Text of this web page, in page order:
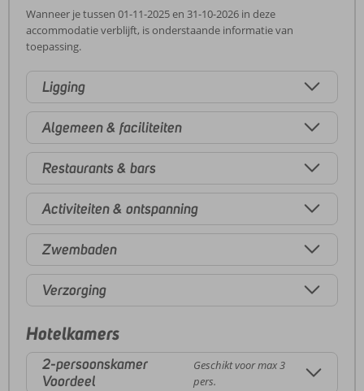
Wanneer je tussen 01-11-2025 en 31-10-2026 in deze
accommodatie verblijft, is onderstaande informatie van
toepassing.
Ligging
Algemeen & faciliteiten
Restaurants & bars
Activiteiten & ontspanning
Zwembaden
Verzorging
Hotelkamers
2-persoonskamer
Voordeel
Geschikt voor max 3
pers.